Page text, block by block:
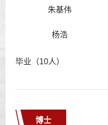
朱基伟
杨浩
毕业（10人）
博士